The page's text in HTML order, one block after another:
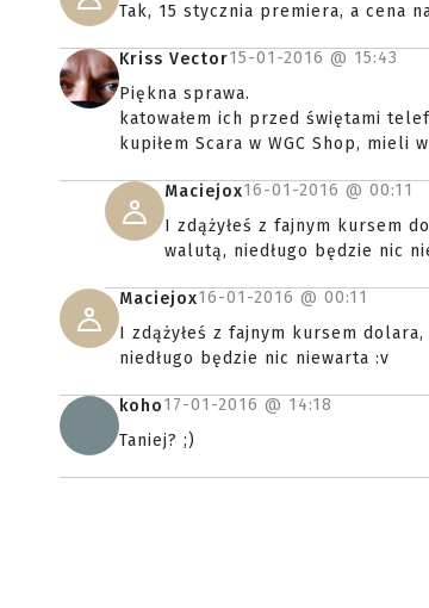
Tak, 15 stycznia premiera, a cena
Kriss Vector15-01-2016 @ 15:43
Piękna sprawa.
katowałem ich przed świętami
kupiłem Scara w WGC Shop, mieli
Maciejox16-01-2016 @ 00:11
I zdążyłeś z fajnym kursem
walutą, niedługo będzie nic
Maciejox16-01-2016 @ 00:11
I zdążyłeś z fajnym kursem
niedługo będzie nic niewarta :v
koho17-01-2016 @ 14:18
Taniej? ;)